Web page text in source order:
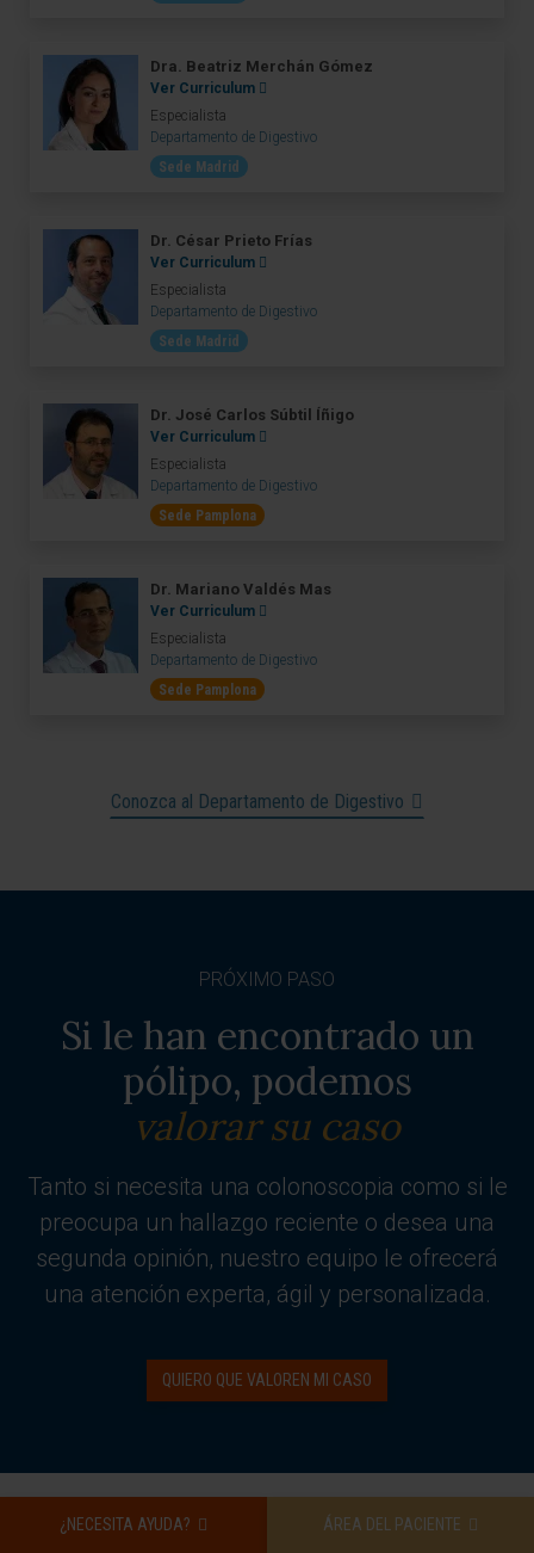
Dra. Beatriz Merchán Gómez
Ver Curriculum
Especialista
Departamento de Digestivo
Sede Madrid
Dr. César Prieto Frías
Ver Curriculum
Especialista
Departamento de Digestivo
Sede Madrid
Dr. José Carlos Súbtil Íñigo
Ver Curriculum
Especialista
Departamento de Digestivo
Sede Pamplona
Dr. Mariano Valdés Mas
Ver Curriculum
Especialista
Departamento de Digestivo
Sede Pamplona
Conozca al Departamento de Digestivo
PRÓXIMO PASO
Si le han encontrado un
pólipo, podemos
valorar su caso
Tanto si necesita una colonoscopia como si le
preocupa un hallazgo reciente o desea una
segunda opinión, nuestro equipo le ofrecerá
una atención experta, ágil y personalizada.
QUIERO QUE VALOREN MI CASO
¿NECESITA AYUDA? ÁREA DEL PACIENTE